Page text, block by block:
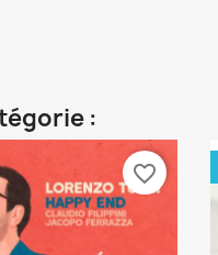
:
favorite_border